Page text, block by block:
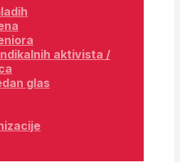
aktivista /
glas